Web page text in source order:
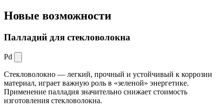
Новые возможности
Палладий для стекловолокна
Pd
Стекловолокно — легкий, прочный и устойчивый к коррозии
материал, играет важную роль в «зеленой» энергетике.
Применение палладия значительно снижает стоимость
изготовления стекловолокна.